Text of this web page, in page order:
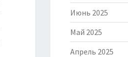
Июнь 2025
Май 2025
Апрель 2025